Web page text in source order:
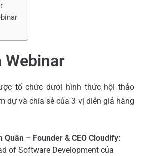
Webinar
tổ chức dưới hình thức hội thảo
dự và chia sẻcủa 3 vị diễn giả hàng
Quân – Founder & CEO Cloudify:
of Software Development của